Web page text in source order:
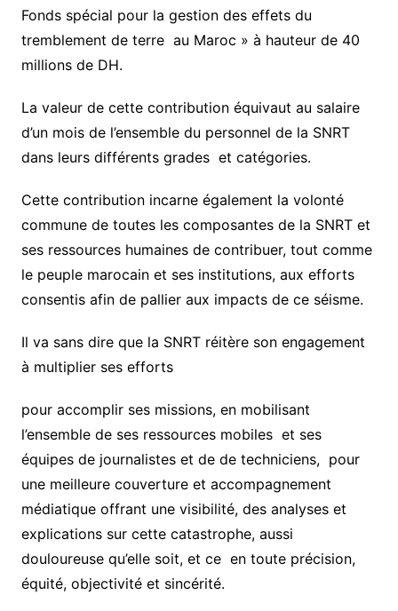
Fonds spécial pour la gestion des effets du
tremblement de terre au Maroc » à hauteur de 40
millions de DH.
La valeur de cette contribution équivaut au salaire
d’un mois de l’ensemble du personnel de la SNRT
dans leurs différents grades et catégories.
Cette contribution incarne également la volonté
commune de toutes les composantes de la SNRT et
ses ressources humaines de contribuer, tout comme
le peuple marocain et ses institutions, aux efforts
consentis afin de pallier aux impacts de ce séisme.
Il va sans dire que la SNRT réitère son engagement
à multiplier ses efforts
pour accomplir ses missions, en mobilisant
l’ensemble de ses ressources mobiles et ses
équipes de journalistes et de de techniciens, pour
une meilleure couverture et accompagnement
médiatique offrant une visibilité, des analyses et
explications sur cette catastrophe, aussi
douloureuse qu’elle soit, et ce en toute précision,
équité, objectivité et sincérité.